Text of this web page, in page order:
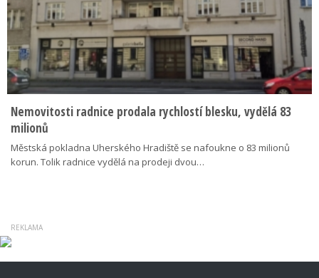
Nemovitosti radnice prodala rychlostí blesku, vydělá 83
milionů
Městská pokladna Uherského Hradiště se nafoukne o 83 milionů
korun. Tolik radnice vydělá na prodeji dvou…